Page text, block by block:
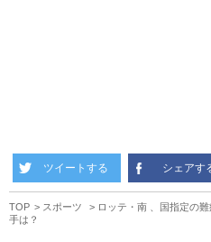
ツイートする シェアす
TOP スポーツ
ロッテ・南 、国指定の
手は？